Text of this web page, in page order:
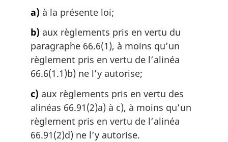
a) à la présente loi;
b) aux règlements pris en vertu du
paragraphe 66.6(1), à moins qu’un
règlement pris en vertu de l’alinéa
66.6(1.1)b) ne l’y autorise;
c) aux règlements pris en vertu des
alinéas 66.91(2)a) à c), à moins qu’un
règlement pris en vertu de l’alinéa
66.91(2)d) ne l’y autorise.